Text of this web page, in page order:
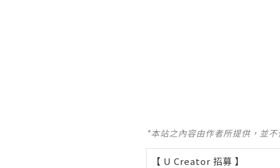
*本站之內容由作者所提供，並
【 U Creator 招募 】